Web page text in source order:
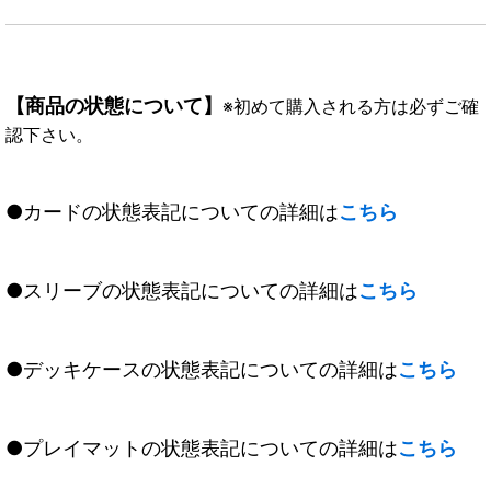
【商品の状態について】 ※初めて購入される方は必ずご確
認下さい。
●カードの状態表記についての詳細はこちら
●スリーブの状態表記についての詳細はこちら
●デッキケースの状態表記についての詳細はこちら
●プレイマットの状態表記についての詳細はこちら